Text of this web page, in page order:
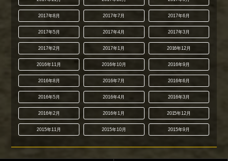
2017年8月 2017年7月 2017年6月
2017年5月 2017年4月 2017年3月
2017年2月 2017年1月 2016年12月
2016年11月 2016年10月 2016年9月
2016年8月 2016年7月 2016年6月
2016年5月 2016年4月 2016年3月
2016年2月 2016年1月 2015年12月
2015年11月 2015年10月 2015年9月